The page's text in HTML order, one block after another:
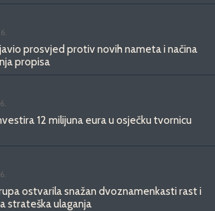
prosvjed protiv novih nameta i načina
propisa
12 milijuna eura u osječku tvornicu
ostvarila snažan dvoznamenkasti rast i
strateška ulaganja